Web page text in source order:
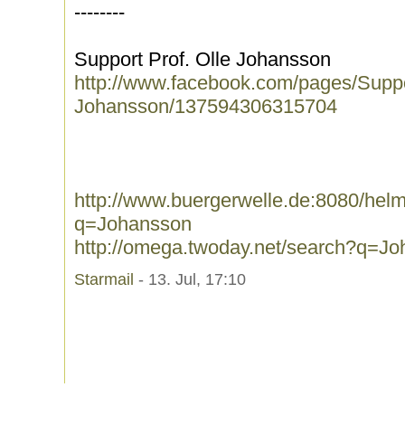
--------
Support Prof. Olle Johansson
http://www.facebook.com/pages/
Johansson/137594306315704
http://www.buergerwelle.de:8080/
q=Johansson
http://omega.twoday.net/
Starmail - 13. Jul, 17:10